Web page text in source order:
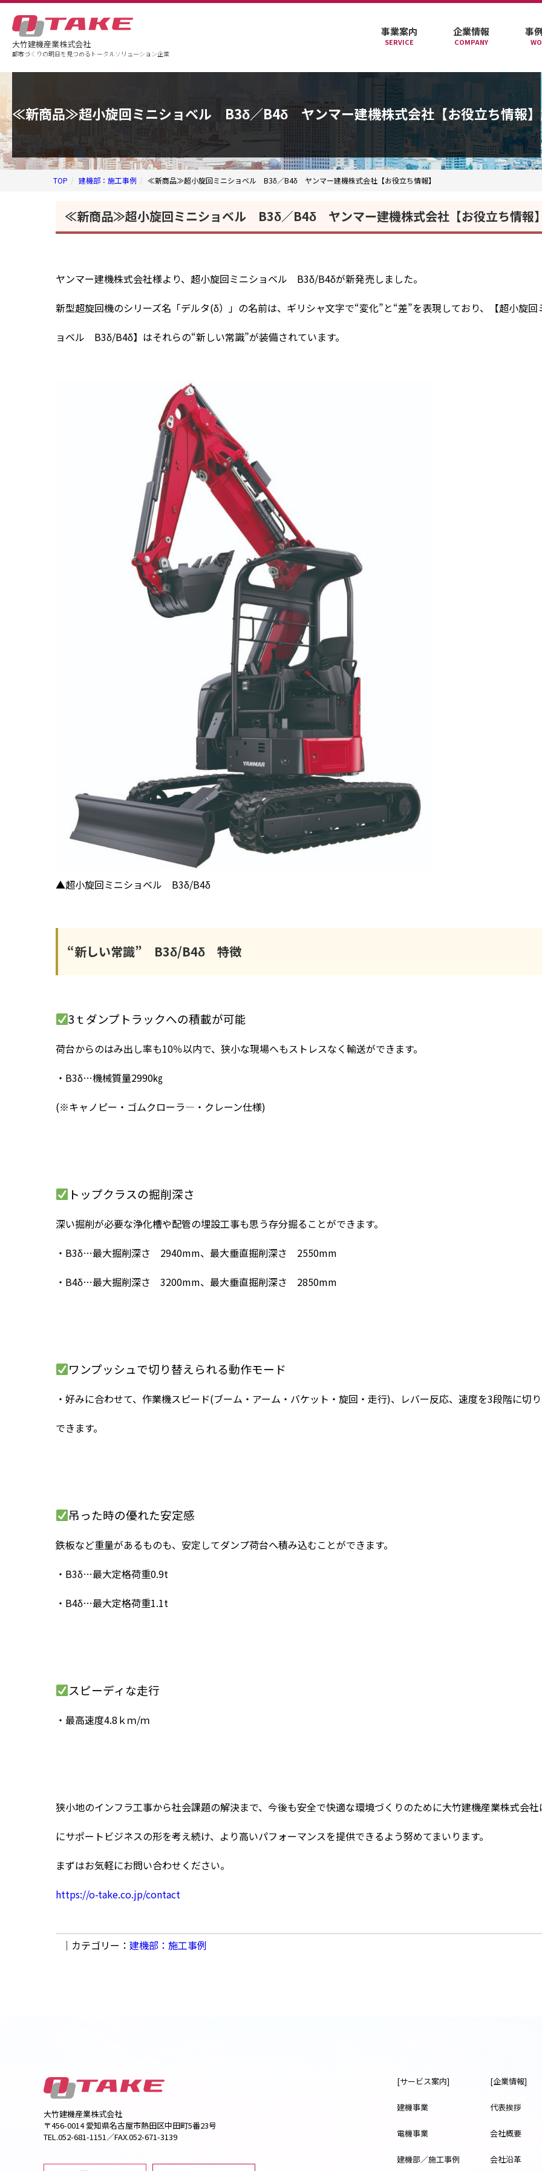
大竹建機産業株式会社
都市づくりの明日を見つめるトータルソリューション企業
事業案内
SERVICE
事業案内
企業情報
COMPANY
企業情報
事
事例紹介
≪新商品≫超小旋回ミニショベル B3δ／B4δ ヤンマー建機株式会社【お役立ち情報】
TOP 建機部：施工事例 ≪新商品≫超小旋回ミニショベル B3δ／B4δ ヤンマー建機株式会社【お役立ち情報】
≪新商品≫超小旋回ミニショベル B3δ／B4δ ヤンマー建機株式会社【お役立ち情報
ヤンマー建機株式会社様より、超小旋回ミニショベル B3δ/B4δが新発売しました。
新型超旋回機のシリーズ名「デルタ(δ）」の名前は、ギリシャ文字で“変化”と“差”を表現しており、【超小旋回
ョベル B3δ/B4δ】はそれらの“新しい常識”が装備されています。
▲超小旋回ミニショベル B3δ/B4δ
“新しい常識” B3δ/B4δ 特徴
3ｔダンプトラックへの積載が可能
荷台からのはみ出し率も10％以内で、狭小な現場へもストレスなく輸送ができます。
・B3δ…機械質量2990㎏
(※キャノピー・ゴムクローラ―・クレーン仕様)
トップクラスの掘削深さ
深い掘削が必要な浄化槽や配管の埋設工事も思う存分掘ることができます。
・B3δ…最大掘削深さ 2940mm、最大垂直掘削深さ 2550mm
・B4δ…最大掘削深さ 3200mm、最大垂直掘削深さ 2850mm
ワンプッシュで切り替えられる動作モード
・好みに合わせて、作業機スピード(ブーム・アーム・バケット・旋回・走行)、レバー反応、速度を3段階に切
できます。
吊った時の優れた安定感
鉄板など重量があるものも、安定してダンプ荷台へ積み込むことができます。
・B3δ…最大定格荷重0.9t
・B4δ…最大定格荷重1.1t
スピーディな走行
・最高速度4.8ｋｍ/ｍ
狭小地のインフラ工事から社会課題の解決まで、今後も安全で快適な環境づくりのために大竹建機産業株式会社
にサポートビジネスの形を考え続け、より高いパフォーマンスを提供できるよう努めてまいります。
まずはお気軽にお問い合わせください。
https://o-take.co.jp/contact
｜カテゴリー： 建機部：施工事例
大竹建機産業株式会社
〒456-0014 愛知県名古屋市熱田区中田町5番23号
TEL.052-681-1151／FAX.052-671-3139
[サービス案内]
建機事業
電機事業
建機部／施工事例
[企業情報]
代表挨拶
会社概要
会社沿革